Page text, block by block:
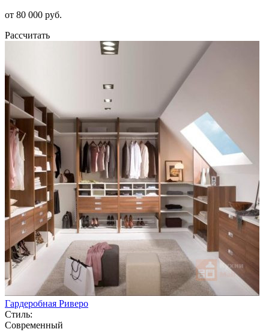
от 80 000 руб.
Рассчитать
Гардеробная Риверо
Стиль:
Современный